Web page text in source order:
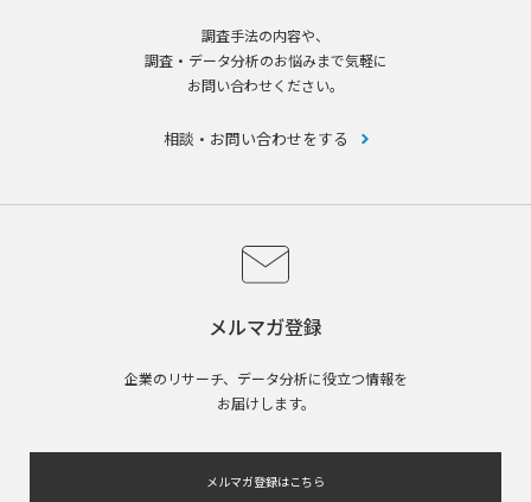
調査手法の内容や、
調査・データ分析のお悩みまで気軽に
お問い合わせください。
相談・お問い合わせをする
メルマガ登録
企業のリサーチ、データ分析に役立つ情報を
お届けします。
メルマガ登録はこちら